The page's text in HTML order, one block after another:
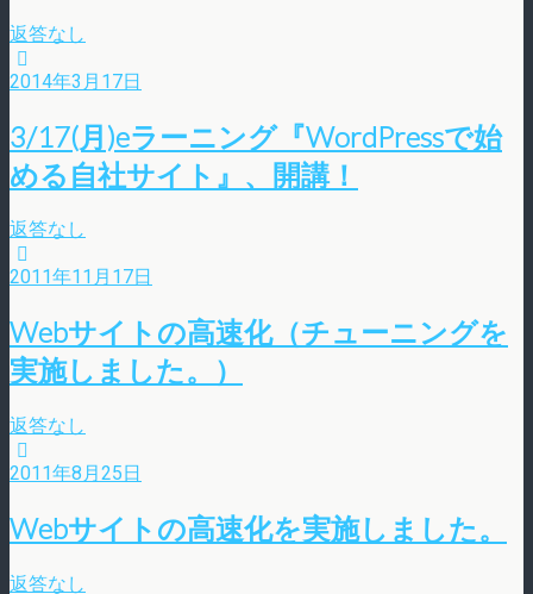
返答なし
2014年3月17日
3/17(月)eラーニング『WordPressで始
める自社サイト』、開講！
返答なし
2011年11月17日
Webサイトの高速化（チューニングを
実施しました。）
返答なし
2011年8月25日
Webサイトの高速化を実施しました。
返答なし